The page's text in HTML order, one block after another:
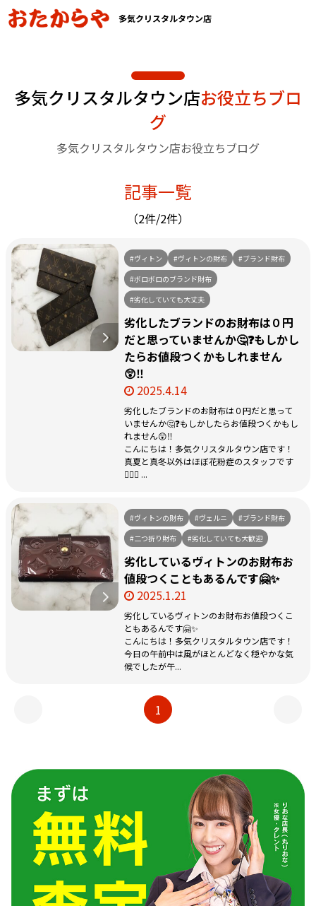
多気クリスタルタウン店
多気クリスタルタウン店お役立ちブロ
グ
多気クリスタルタウン店お役立ちブログ
記事一覧
（2件/2件）
#ヴィトン #ヴィトンの財布
#ブランド財布
#ボロボロのブランド財布
#劣化していても大丈夫
劣化したブランドのお財布は０円
だと思っていませんか🤔❓もしかし
たらお値段つくかもしれません
😲‼️
2025.4.14
劣化したブランドのお財布は０円だと思って
いませんか🤔❓もしかしたらお値段つくかもし
れません😲‼️
こんにちは！多気クリスタルタウン店です！
真夏と真冬以外はほぼ花粉症のスタッフです
🙋🏻‍♀️ ...
#ヴィトンの財布 #ヴェルニ
#ブランド財布
#二つ折り財布
#劣化していても大歓迎
劣化しているヴィトンのお財布お
値段つくこともあるんです🤗✨
2025.1.21
劣化しているヴィトンのお財布お値段つくこ
ともあるんです🤗✨
こんにちは！多気クリスタルタウン店です！
今日の午前中は風がほとんどなく穏やかな気
候でしたが午...
1